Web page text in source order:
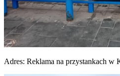
Adres: Reklama na przystankach w